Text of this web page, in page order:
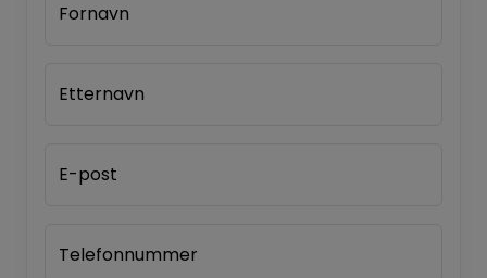
Fornavn
Etternavn
E-post
Telefonnummer